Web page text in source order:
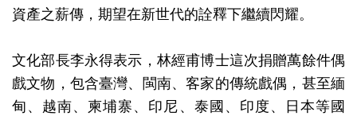
育
活
動
資產之薪傳，期望在新世代的詮釋下繼續閃耀。
文化部長李永得表示，林經甫博士這次捐贈萬餘件偶
戲文物，包含臺灣、閩南、客家的傳統戲偶，甚至緬
甸、越南、柬埔寨、印尼、泰國、印度、日本等國